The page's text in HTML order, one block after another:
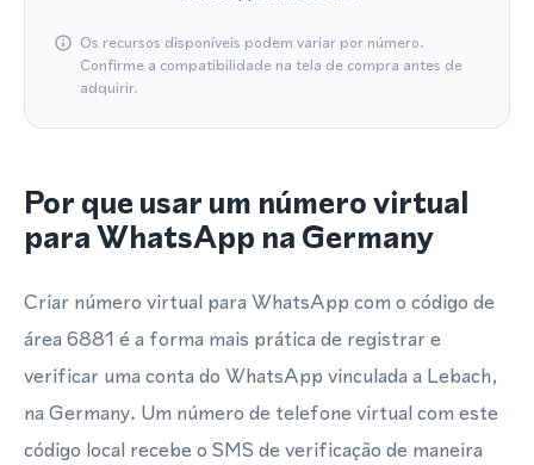
Os recursos disponíveis podem variar por número.
Confirme a compatibilidade na tela de compra antes de
adquirir.
Por que usar um número virtual
para WhatsApp na Germany
Criar número virtual para WhatsApp com o código de
área 6881 é a forma mais prática de registrar e
verificar uma conta do WhatsApp vinculada a Lebach,
na Germany. Um número de telefone virtual com este
código local recebe o SMS de verificação de maneira